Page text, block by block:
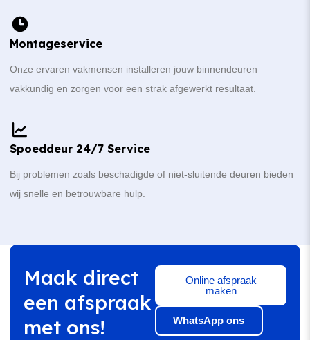
Montageservice
Onze ervaren vakmensen installeren jouw binnendeuren
vakkundig en zorgen voor een strak afgewerkt resultaat.
Spoeddeur 24/7 Service
Bij problemen zoals beschadigde of niet-sluitende deuren bieden
wij snelle en betrouwbare hulp.
Maak direct
een afspraak
met ons!
Online afspraak
maken
WhatsApp ons